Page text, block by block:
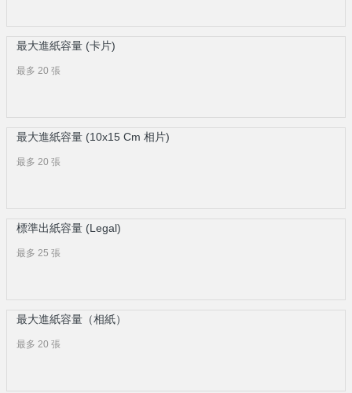
最大進紙容量 (卡片)
最多 20 張
最大進紙容量 (10x15 Cm 相片)
最多 20 張
標準出紙容量 (Legal)
最多 25 張
最大進紙容量（相紙）
最多 20 張